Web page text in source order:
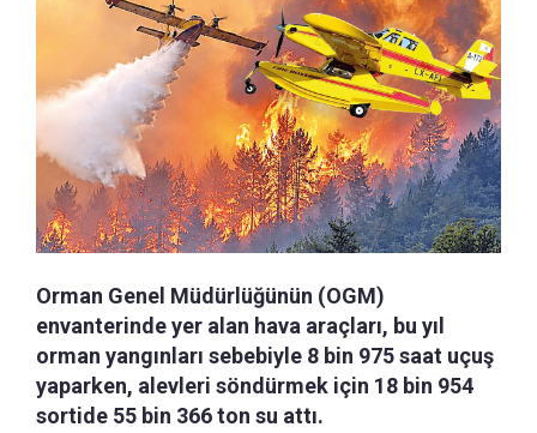
Orman Genel Müdürlüğünün (OGM)
envanterinde yer alan hava araçları, bu yıl
orman yangınları sebebiyle 8 bin 975 saat uçuş
yaparken, alevleri söndürmek için 18 bin 954
sortide 55 bin 366 ton su attı.